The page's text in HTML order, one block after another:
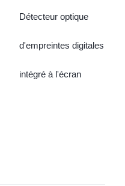
Détecteur optique
d'empreintes digitales
intégré à l'écran